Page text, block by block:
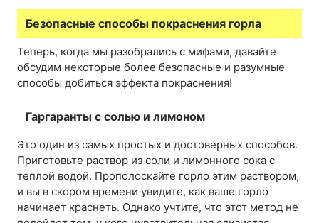
Безопасные способы покраснения горла
Теперь, когда мы разобрались с мифами, давайте
обсудим некоторые более безопасные и разумные
способы добиться эффекта покраснения!
Гаргаранты с солью и лимоном
Это один из самых простых и достоверных способов.
Приготовьте раствор из соли и лимонного сока с
теплой водой. Прополоскайте горло этим раствором,
и вы в скором времени увидите, как ваше горло
начинает краснеть. Однако учтите, что этот метод не